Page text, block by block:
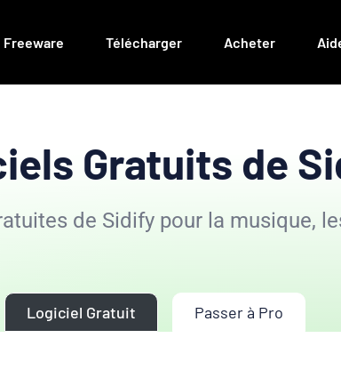
Freeware Télécharger Acheter
Gratuits de
de Sidify pour la musique,
Logiciel Gratuit Passer à Pro